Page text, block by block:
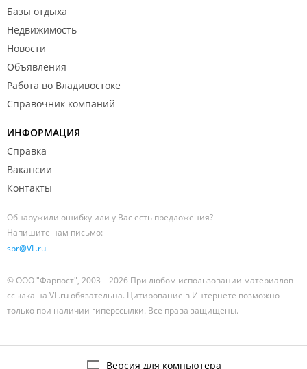
Базы отдыха
Недвижимость
Новости
Объявления
Работа во Владивостоке
Справочник компаний
ИНФОРМАЦИЯ
Справка
Вакансии
Контакты
Обнаружили ошибку или у Вас есть предложения?
Напишите нам письмо:
spr@VL.ru
© ООО "Фарпост", 2003—2026 При любом использовании материалов
ссылка на VL.ru обязательна. Цитирование в Интернете возможно
только при наличии гиперссылки. Все права защищены.
Версия для компьютера